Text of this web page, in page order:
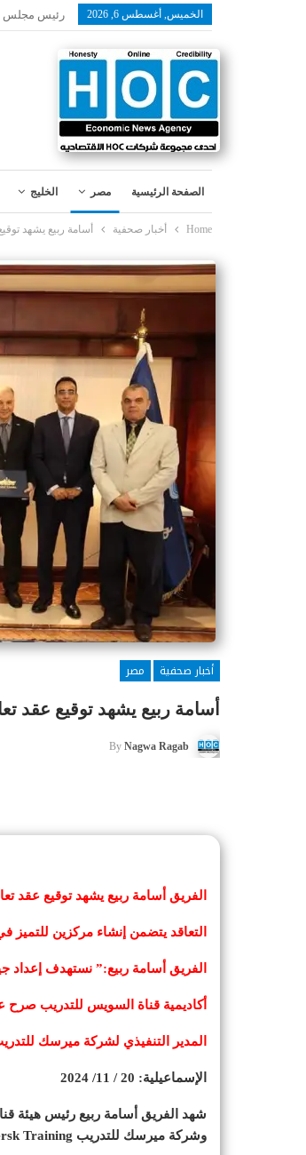
الخميس, أغسطس 6, 2026 رئيس مجلس
الصفحة الرئيسية مصر الخليج
Home أخبار صحفية أسامة ربيع يشهد
أخبار صحفية
مصر
أسامة ربيع يشهد توقيع عقد
By Nagwa Ragab
الفريق أسامة ربيع يشهد توقيع عقد
التعاقد يتضمن إنشاء مركزين للتميز
الفريق أسامة ربيع:” نستهدف إعداد
أكاديمية قناة السويس للتدريب صرح
المدير التنفيذي لشركة ميرسك
الإسماعيلية: 20 / 11/ 2024
شهد الفريق أسامة ربيع رئيس هيئة
وشركة ميرسك للتدريب Maersk Training، وذلك بمقر الهيئة بمبنى الإرشاد بمحافظة الإسماعيلية.